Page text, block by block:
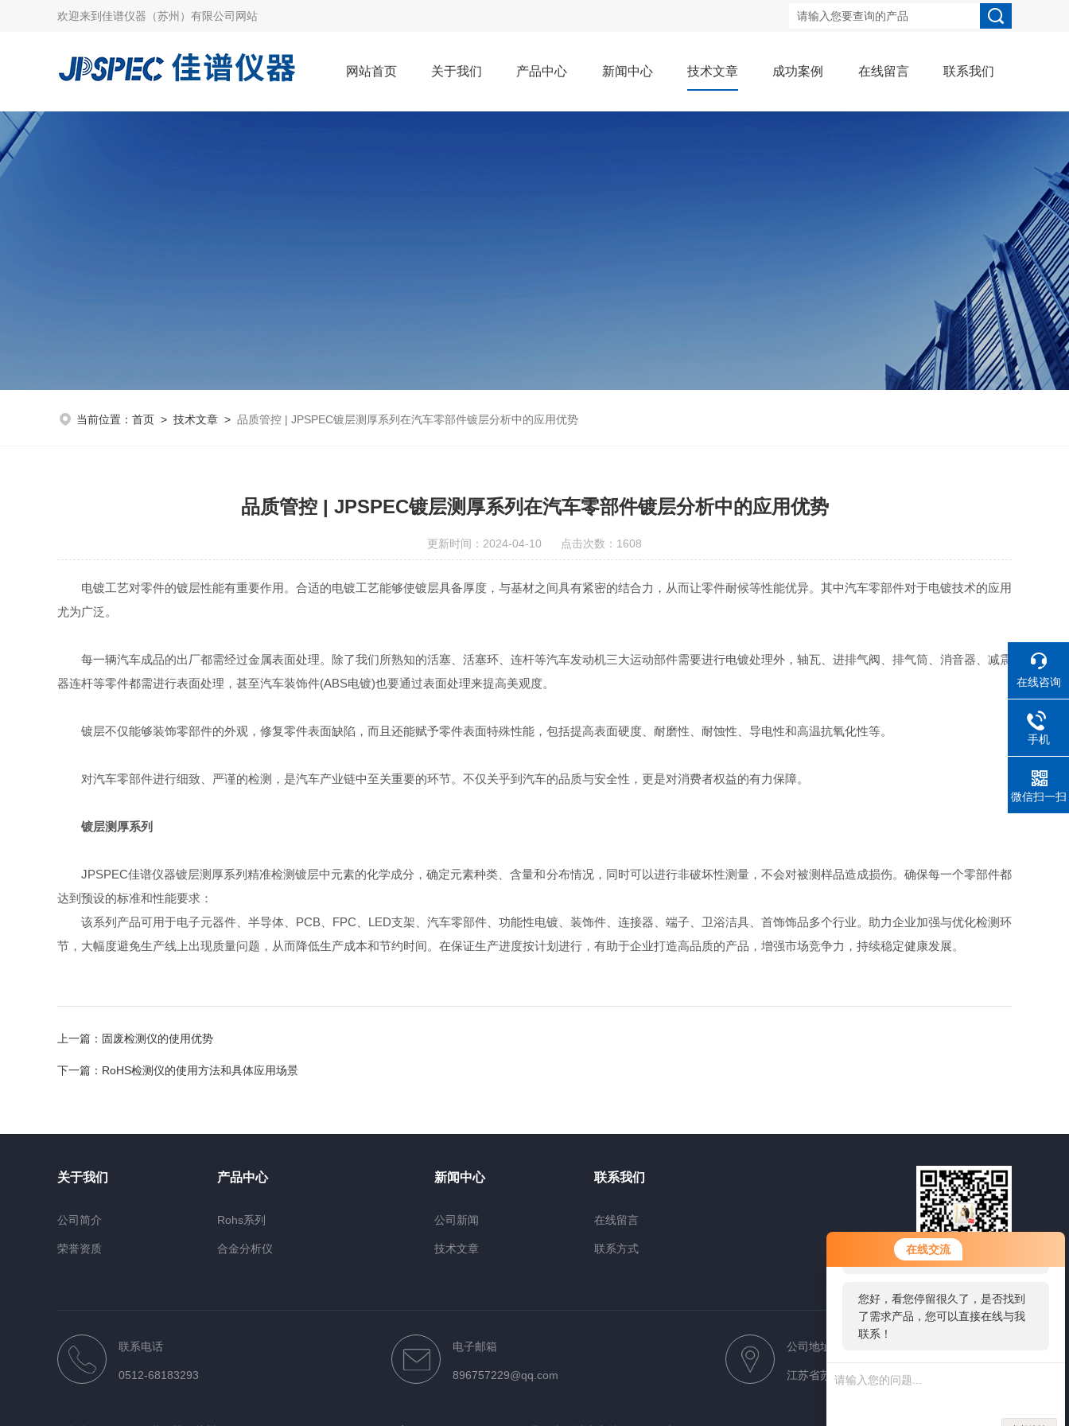
在线交流
您好！欢迎前来咨询，很高兴为您
服务，请问您要咨询什么问题呢？
您好，看您停留很久了，是否找到
了需求产品，您可以直接在线与我
联系！
欢迎来到 佳谱仪器（苏州）有限公司网站
网站首页 关于我们 产品中心 新闻中心 技术文章 成功案例 在线留言 联系我们
当前位置： 首页 > 技术文章 > 品质管控 | JPSPEC镀层测厚系列在汽车零部件镀层分析中的应用优势
品质管控 | JPSPEC镀层测厚系列在汽车零部件镀层分析中的应用优势
更新时间：2024-04-10 点击次数：1608
电镀工艺对零件的镀层性能有重要作用。合适的电镀工艺能够使镀层具备厚度，与基材之间具有紧密的结合力，从而让零件耐候等性能优异。其中汽车零部件对于电镀技术的应用
尤为广泛。
每一辆汽车成品的出厂都需经过金属表面处理。除了我们所熟知的活塞、活塞环、连杆等汽车发动机三大运动部件需要进行电镀处理外，轴瓦、进排气阀、排气筒、消音器、减震
器连杆等零件都需进行表面处理，甚至汽车装饰件(ABS电镀)也要通过表面处理来提高美观度。
镀层不仅能够装饰零部件的外观，修复零件表面缺陷，而且还能赋予零件表面特殊性能，包括提高表面硬度、耐磨性、耐蚀性、导电性和高温抗氧化性等。
对汽车零部件进行细致、严谨的检测，是汽车产业链中至关重要的环节。不仅关乎到汽车的品质与安全性，更是对消费者权益的有力保障。
镀层测厚系列
JPSPEC佳谱仪器镀层测厚系列精准检测镀层中元素的化学成分，确定元素种类、含量和分布情况，同时可以进行非破坏性测量，不会对被测样品造成损伤。确保每一个零部件都
达到预设的标准和性能要求：
该系列产品可用于电子元器件、半导体、PCB、FPC、LED支架、汽车零部件、功能性电镀、装饰件、连接器、端子、卫浴洁具、首饰饰品多个行业。助力企业加强与优化检测环
节，大幅度避免生产线上出现质量问题，从而降低生产成本和节约时间。在保证生产进度按计划进行，有助于企业打造高品质的产品，增强市场竞争力，持续稳定健康发展。
上一篇： 固废检测仪的使用优势
下一篇： RoHS检测仪的使用方法和具体应用场景
关于我们
公司简介
荣誉资质
产品中心
Rohs系列
合金分析仪
新闻中心
公司新闻
技术文章
联系我们
在线留言
联系方式
联系电话
0512-68183293
电子邮箱
896757229@qq.com
公司地址
江苏省苏州市虎丘区紫金路85号3栋
在线咨询
手机
微信扫一扫